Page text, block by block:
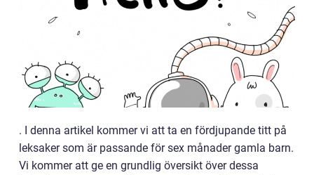
. I denna artikel kommer vi att ta en fördjupande titt på
leksaker som är passande för sex månader gamla barn.
Vi kommer att ge en grundlig översikt över dessa